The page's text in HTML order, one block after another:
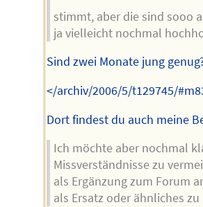
stimmt, aber die sind sooo
ja vielleicht nochmal
Sind zwei Monate jung
</archiv/2006/5/t129745/
Dort findest du auch meine
Ich möchte aber nochmal
Missverständnisse zu
als Ergänzung zum Forum
als Ersatz oder ähnliches zu